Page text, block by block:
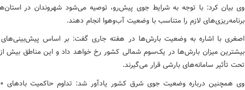
وی بیان کرد: با توجه به شرایط جوی پیش‌رو، توصیه می‌شود شهروندان در
برنامه‌ریزی‌های لازم را متناسب با وضعیت آب‌وهوا انجام دهند.
اصغری با اشاره به وضعیت بارش‌ها در هفته جاری گفت: بر اساس پیش‌بینی‌های
بیشترین میزان بارش‌ها در یک‌سوم شمالی کشور رخ خواهد داد و این مناطق بیش
تحت تأثیر سامانه‌های بارشی قرار می‌گیرند.